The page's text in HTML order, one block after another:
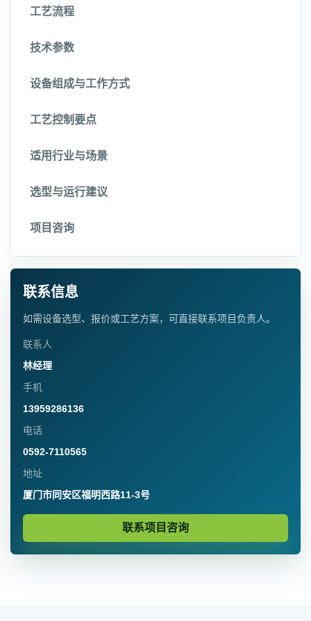
工艺流程
技术参数
设备组成与工作方式
工艺控制要点
适用行业与场景
选型与运行建议
项目咨询
联系信息
如需设备选型、报价或工艺方案，可直接联系项目负责人。
联系人
林经理
手机
13959286136
电话
0592-7110565
地址
厦门市同安区福明西路11-3号
联系项目咨询